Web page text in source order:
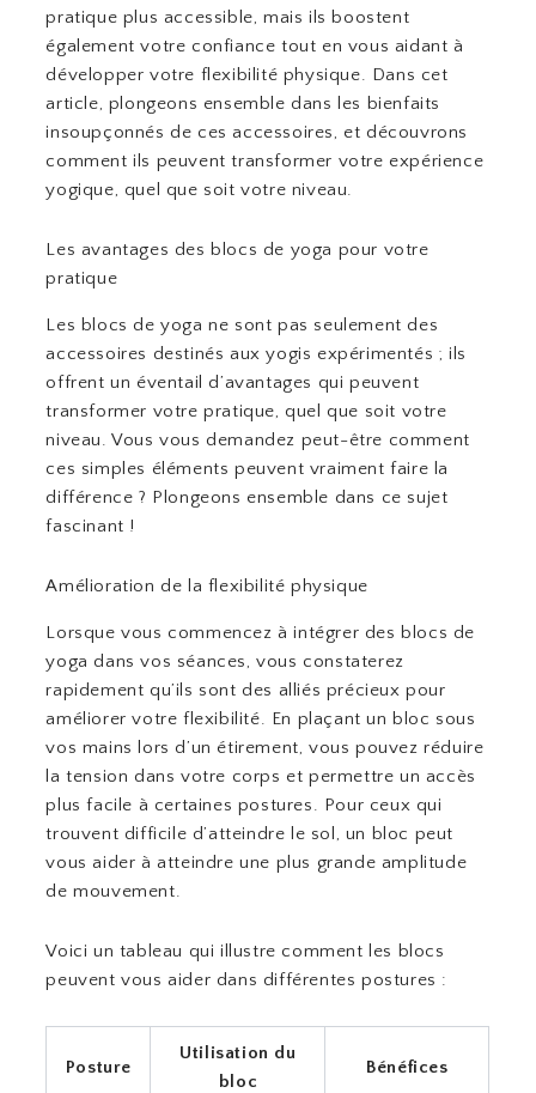
pratique plus accessible, mais ils boostent
également votre confiance tout en vous aidant à
développer votre flexibilité physique. Dans cet
article, plongeons ensemble dans les bienfaits
insoupçonnés de ces accessoires, et découvrons
comment ils peuvent transformer votre expérience
yogique, quel que soit votre niveau.
Les avantages des blocs de yoga pour votre
pratique
Les blocs de yoga ne sont pas seulement des
accessoires destinés aux yogis expérimentés ; ils
offrent un éventail d’avantages qui peuvent
transformer votre pratique, quel que soit votre
niveau. Vous vous demandez peut-être comment
ces simples éléments peuvent vraiment faire la
différence ? Plongeons ensemble dans ce sujet
fascinant !
Amélioration de la flexibilité physique
Lorsque vous commencez à intégrer des blocs de
yoga dans vos séances, vous constaterez
rapidement qu’ils sont des alliés précieux pour
améliorer votre flexibilité. En plaçant un bloc sous
vos mains lors d’un étirement, vous pouvez réduire
la tension dans votre corps et permettre un accès
plus facile à certaines postures. Pour ceux qui
trouvent difficile d’atteindre le sol, un bloc peut
vous aider à atteindre une plus grande amplitude
de mouvement.
Voici un tableau qui illustre comment les blocs
peuvent vous aider dans différentes postures :
Posture
Utilisation du
bloc
Bénéfices